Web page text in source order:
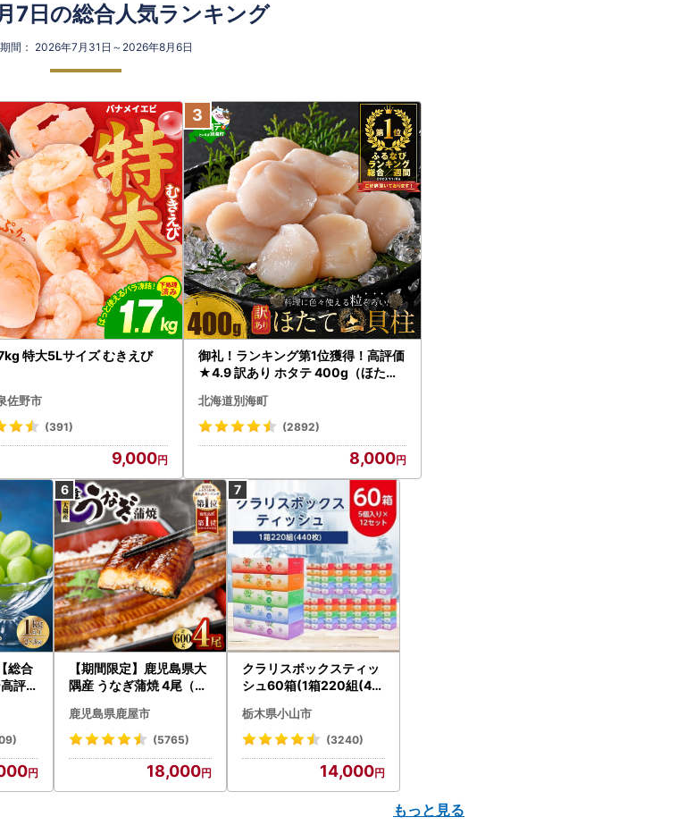
7日の総合人気ランキング
間： 2026年7月31日～2026年8月6日
特大5Lサイズ むきえび
佐野市
(391)
9,000
御礼！ランキング第1位獲得！高評価
★4.9 訳あり ホタテ 400g（ほたて
北海道別海町
(2892)
8,000
総合
評価
マス
以
【期間限定】鹿児島県大
隅産 うなぎ蒲焼 4尾（60
cp18 うなぎ 鰻 魚 惣菜 総
菜
鹿児島県鹿屋市
(5765)
18,000
クラリスボックスティッ
シュ60箱(1箱220組(44
ト)【配送不可地域：離島
・沖縄県】【1256759】
栃木県小山市
(3240)
14,000
もっと見る